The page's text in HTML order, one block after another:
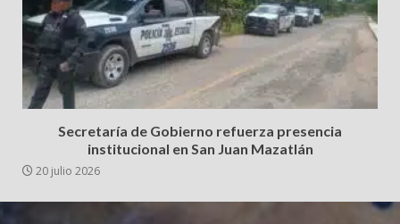
Secretaría de Gobierno refuerza presencia
institucional en San Juan Mazatlán
20 julio 2026